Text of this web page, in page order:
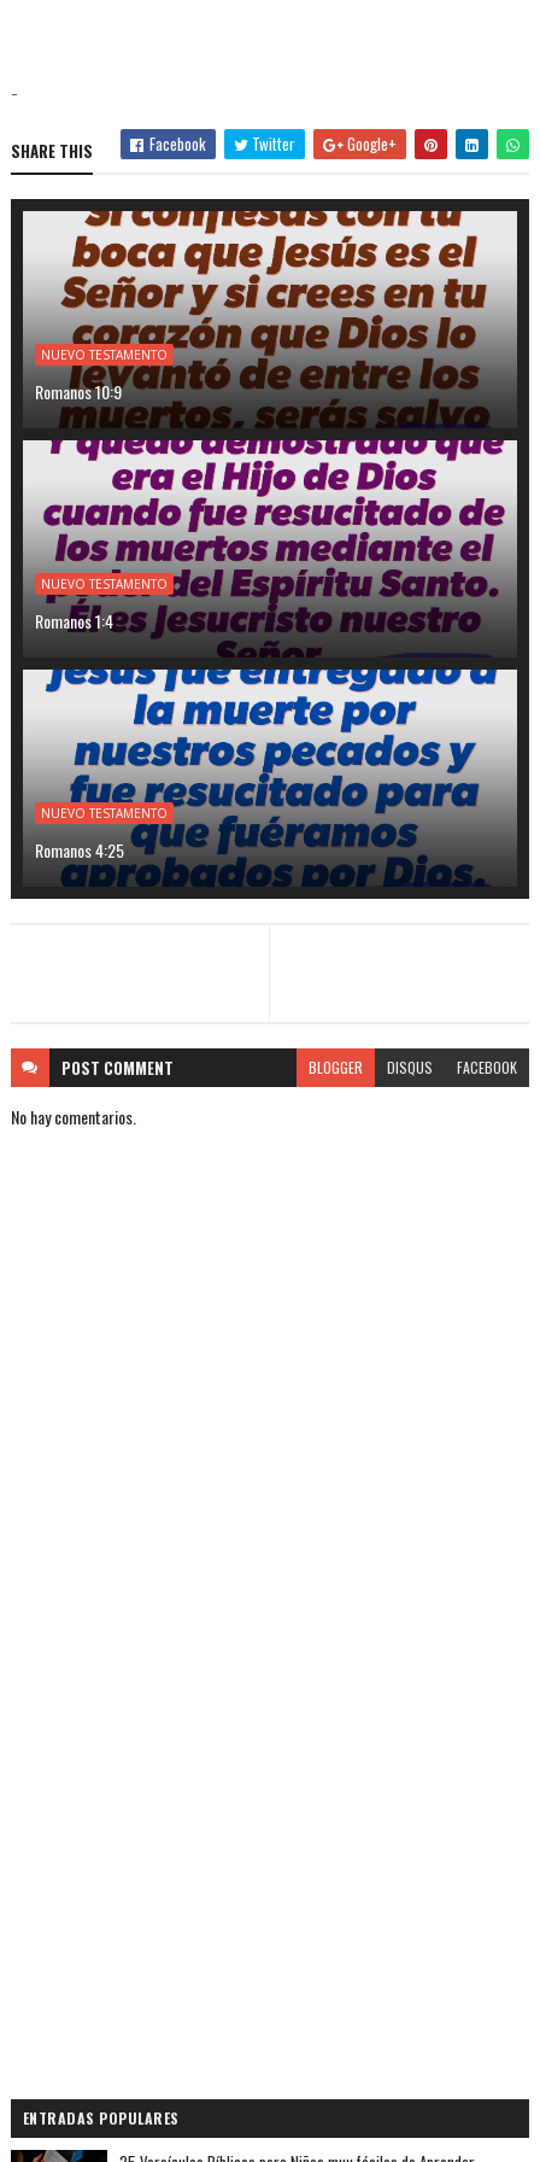
-
SHARE THIS Facebook Twitter Google+
NUEVO TESTAMENTO
Romanos 10:9
NUEVO TESTAMENTO
Romanos 1:4
NUEVO TESTAMENTO
Romanos 4:25
POST COMMENT BLOGGER DISQUS FACEBOOK
No hay comentarios.
ENTRADAS POPULARES